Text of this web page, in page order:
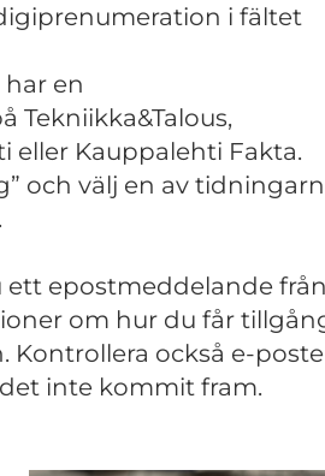
i fältet
har en
Tekniikka&Talous,
eller Kauppalehti Fakta.
och välj en av
epostmeddelande från
om hur du får
också e-
inte kommit fram.